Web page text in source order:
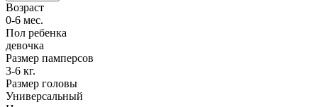
Возраст
0-6 мес.
Пол ребенка
девочка
Размер памперсов
3-6 кг.
Размер головы
Универсальный